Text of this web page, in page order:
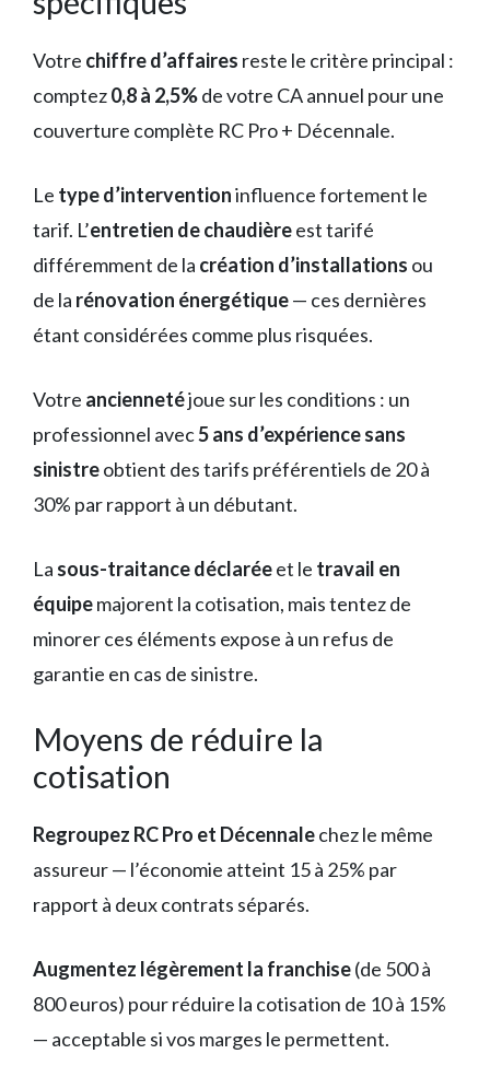
Votre chiffre d’affaires reste le critère principal :
comptez0,8 à 2,5%de votre CA annuel pour une
couverture complète RC Pro + Décennale.
Le type d’interventioninfluence fortement le
tarif. L’entretien de chaudièreest tarifé
différemment de la création d’installations ou
de la rénovation énergétique— ces dernières
étant considérées comme plus risquées.
Votre anciennetéjoue sur les conditions : un
professionnel avec5 ans d’expérience sans
sinistreobtient des tarifs préférentiels de 20 à
30% par rapport à un débutant.
La sous-traitance déclaréeet le travail en
équipemajorent la cotisation, mais tentez de
minorer ces éléments expose à un refus de
garantie en cas de sinistre.
Moyens de réduire la
cotisation
Regroupez RC Pro et Décennalechez le même
assureur — l’économie atteint 15 à 25% par
rapport à deux contrats séparés.
Augmentez légèrement la franchise(de 500 à
800 euros) pour réduire la cotisation de 10 à 15%
— acceptable si vos marges le permettent.